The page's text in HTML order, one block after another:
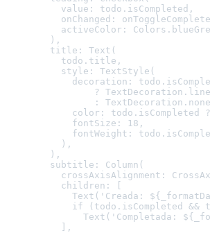
          value: todo.isCompleted,
onChanged:
activeColor:
        ),
        title: Text(
          todo.title,
          style: TextStyle(
decoration:
?
:
color: todo.isCompleted
            fontSize: 18,
fontWeight:
          ),
        ),
        subtitle: Column(
crossAxisAlignment:
          children: [
Text('Creada:
if (todo.isCompleted &&
Text('Completada:
          ],